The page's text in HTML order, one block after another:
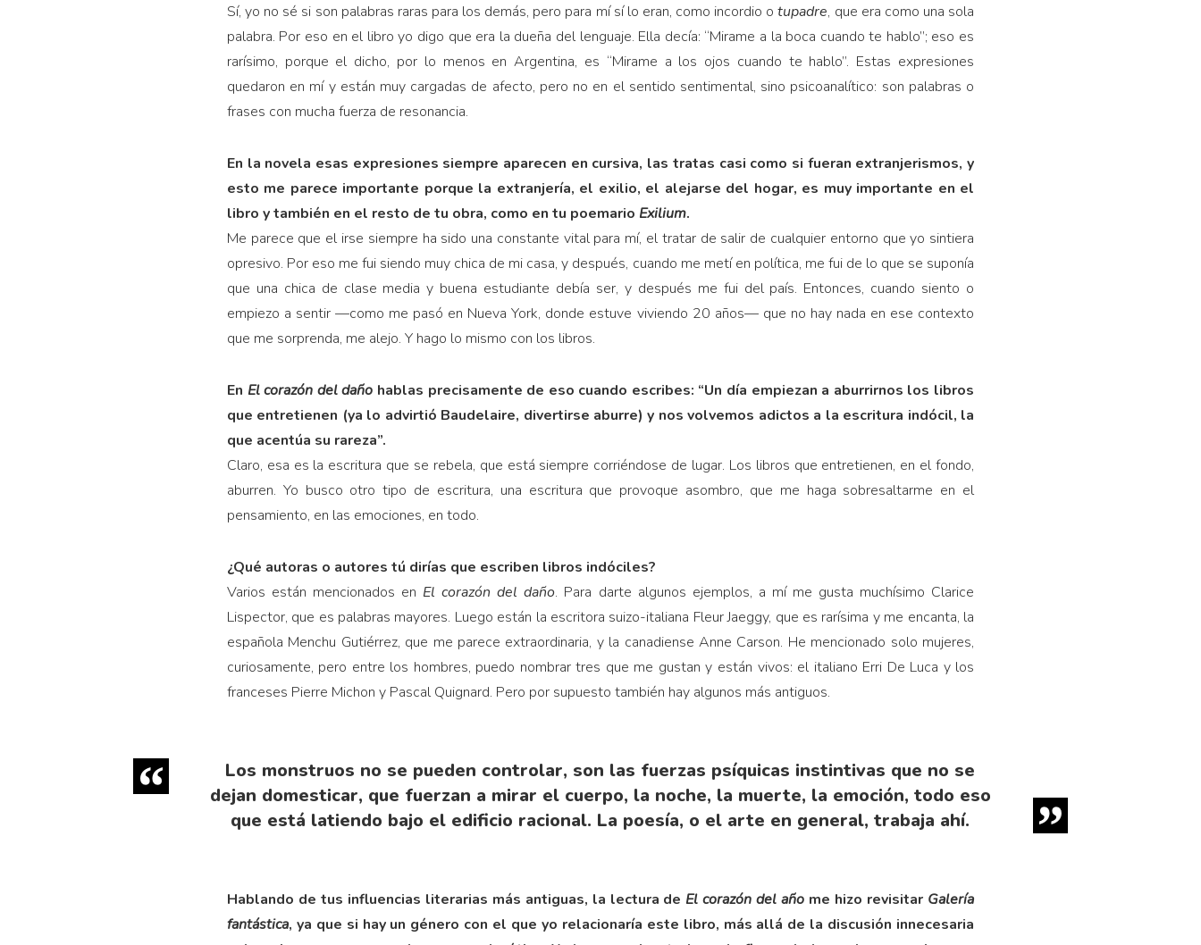
Sí, yo no sé si son palabras raras para los demás, pero para mí sí lo eran, como incordio otupadre, que era como una sola
palabra. Por eso en el libro yo digo que era la dueña del lenguaje. Ella decía: “Mirame a la boca cuando te hablo”; eso es
rarísimo, porque el dicho, por lo menos en Argentina, es “Mirame a los ojos cuando te hablo”. Estas expresiones
quedaron en mí y están muy cargadas de afecto, pero no en el sentido sentimental, sino psicoanalítico: son palabras o
frases con mucha fuerza de resonancia.
En la novela esas expresiones siempre aparecen en cursiva, las tratas casi como si fueran extranjerismos, y
esto me parece importante porque la extranjería, el exilio, el alejarse del hogar, es muy importante en el
libro y también en el resto de tu obra, como en tu poemario Exilium.
Me parece que el irse siempre ha sido una constante vital para mí, el tratar de salir de cualquier entorno que yo sintiera
opresivo. Por eso me fui siendo muy chica de mi casa, y después, cuando me metí en política, me fui de lo que se suponía
que una chica de clase media y buena estudiante debía ser, y después me fui del país. Entonces, cuando siento o
empiezo a sentir —como me pasó en Nueva York, donde estuve viviendo 20 años— que no hay nada en ese contexto
que me sorprenda, me alejo. Y hago lo mismo con los libros.
En El corazón del daño hablas precisamente de eso cuando escribes: “Un día empiezan a aburrirnos los libros
que entretienen (ya lo advirtió Baudelaire, divertirse aburre) y nos volvemos adictos a la escritura indócil, la
que acentúa su rareza”.
Claro, esa es la escritura que se rebela, que está siempre corriéndose de lugar. Los libros que entretienen, en el fondo,
aburren. Yo busco otro tipo de escritura, una escritura que provoque asombro, que me haga sobresaltarme en el
pensamiento, en las emociones, en todo.
¿Qué autoras o autores tú dirías que escriben libros indóciles?
Varios están mencionados en El corazón del daño. Para darte algunos ejemplos, a mí me gusta muchísimo Clarice
Lispector, que es palabras mayores. Luego están la escritora suizo-italiana Fleur Jaeggy, que es rarísima y me encanta, la
española Menchu Gutiérrez, que me parece extraordinaria, y la canadiense Anne Carson. He mencionado solo mujeres,
curiosamente, pero entre los hombres, puedo nombrar tres que me gustan y están vivos: el italiano Erri De Luca y los
franceses Pierre Michon y Pascal Quignard. Pero por supuesto también hay algunos más antiguos.
Los monstruos no se pueden controlar, son las fuerzas psíquicas instintivas que no se
dejan domesticar, que fuerzan a mirar el cuerpo, la noche, la muerte, la emoción, todo eso
que está latiendo bajo el edificio racional. La poesía, o el arte en general, trabaja ahí.
Hablando de tus influencias literarias más antiguas, la lectura de El corazón del año me hizo revisitar Galería
fantástica, ya que si hay un género con el que yo relacionaría este libro, más allá de la discusión innecesaria